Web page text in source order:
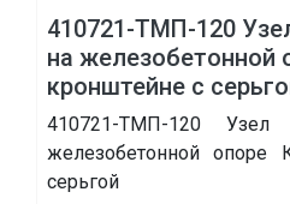
410721-ТМП-120
на железобетонной
кронштейне с
410721-ТМП-120
железобетонной
серьгой